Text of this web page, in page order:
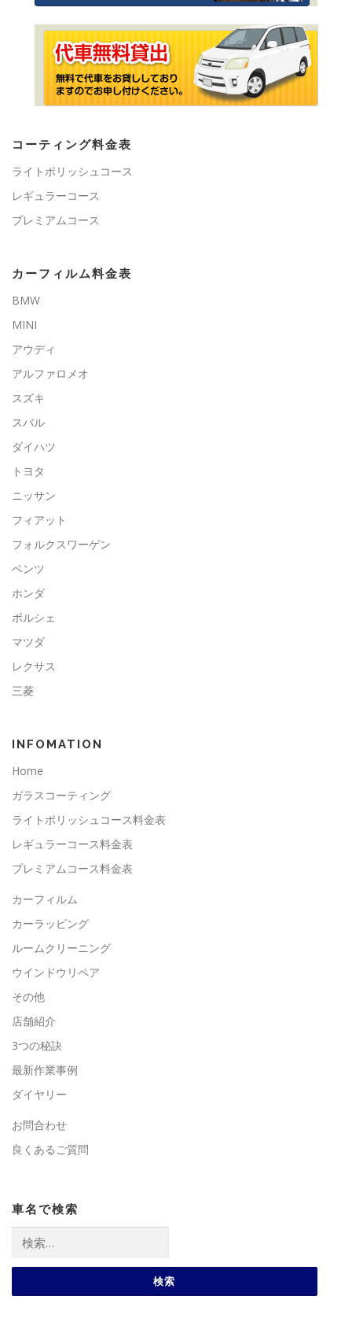
コーティング料金表
ライトポリッシュコース
レギュラーコース
プレミアムコース
カーフィルム料金表
BMW
MINI
アウディ
アルファロメオ
スズキ
スバル
ダイハツ
トヨタ
ニッサン
フィアット
フォルクスワーゲン
ベンツ
ホンダ
ポルシェ
マツダ
レクサス
三菱
INFOMATION
Home
ガラスコーティング
ライトポリッシュコース料金表
レギュラーコース料金表
プレミアムコース料金表
カーフィルム
カーラッピング
ルームクリーニング
ウインドウリペア
その他
店舗紹介
3つの秘訣
最新作業事例
ダイヤリー
お問合わせ
良くあるご質問
車名で検索
索: